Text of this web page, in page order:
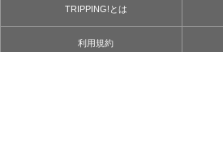
TRIPPING!とは
利用規約